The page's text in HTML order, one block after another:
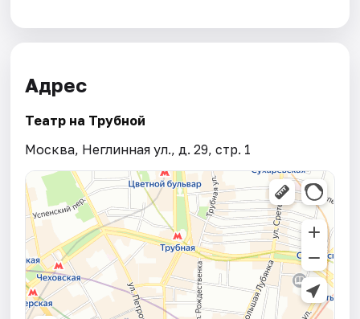
Адрес
Театр на Трубной
Москва, Неглинная ул., д. 29, стр. 1